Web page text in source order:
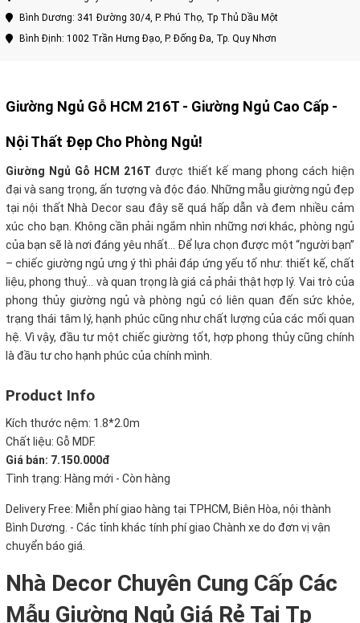
Bình Dương: 341 Đường 30/4, P. Phú Thọ, Tp Thủ Dầu Một
Bình Định: 1002 Trần Hưng Đạo, P. Đống Đa, Tp. Quy Nhơn
Giường Ngủ Gỗ HCM 216T - Giường Ngủ Cao Cấp -
Nội Thất Đẹp Cho Phòng Ngủ!
Giường Ngủ Gỗ HCM 216T được thiết kế mang phong cách hiện
đại và sang trọng, ấn tượng và độc đáo. Những mẫu giường ngủ đẹp
tại nội thất Nhà Decor sau đây sẽ quá hấp dẫn và đem nhiều cảm
xúc cho bạn. Không cần phải ngắm nhìn những nơi khác, phòng ngủ
của bạn sẽ là nơi đáng yêu nhất… Để lựa chọn được một “người bạn”
– chiếc giường ngủ ưng ý thì phải đáp ứng yếu tố như: thiết kế, chất
liệu, phong thuỷ… và quan trọng là giá cả phải thật hợp lý. Vai trò của
phong thủy giường ngủ và phòng ngủ có liên quan đến sức khỏe,
trạng thái tâm lý, hạnh phúc cũng như chất lượng của các mối quan
hệ. Vì vậy, đầu tư một chiếc giường tốt, hợp phong thủy cũng chính
là đầu tư cho hạnh phúc của chính mình.
Product Info
Kích thước nệm: 1.8*2.0m
Chất liệu: Gỗ MDF.
Giá bán: 7.150.000đ
Tình trạng: Hàng mới - Còn hàng
Delivery Free: Miễn phí giao hàng tại TPHCM, Biên Hòa, nội thành
Bình Dương. - Các tỉnh khác tính phí giao Chành xe do đơn vị vận
chuyển báo giá.
Nhà Decor Chuyên Cung Cấp Các
Mẫu Giường Ngủ Giá Rẻ Tại Tp